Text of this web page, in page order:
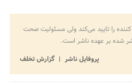
را تایید می‌کند ولی مسئولیت صحت
شده بر عهده ناشر است.
پروفایل ناشر
گزارش تخلف